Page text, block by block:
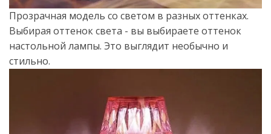
Прозрачная модель со светом в разных оттенках.
Выбирая оттенок света - вы выбираете оттенок
настольной лампы. Это выглядит необычно и
стильно.